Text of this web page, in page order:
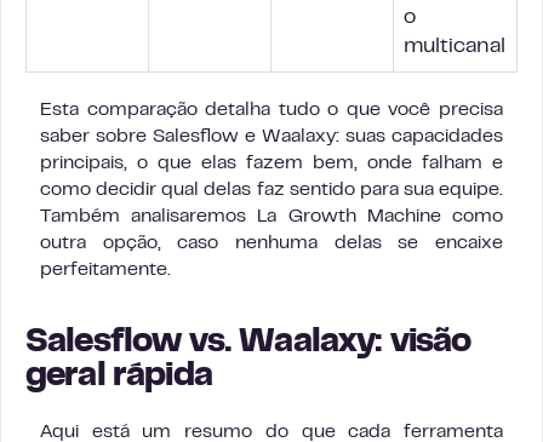
o
multicanal
Esta comparação detalha tudo o que você precisa
saber sobre Salesflow e Waalaxy: suas capacidades
principais, o que elas fazem bem, onde falham e
como decidir qual delas faz sentido para sua equipe.
Também analisaremos La Growth Machine como
outra opção, caso nenhuma delas se encaixe
perfeitamente.
Salesflow vs. Waalaxy: visão
geral rápida
Aqui está um resumo do que cada ferramenta